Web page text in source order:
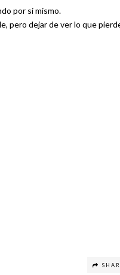
por sí mismo.
pero dejar de ver lo que